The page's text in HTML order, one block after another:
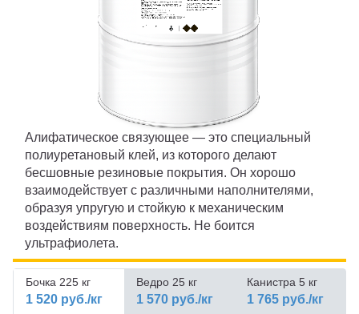
Алифатическое связующее — это специальный
полиуретановый клей, из которого делают
бесшовные резиновые покрытия. Он хорошо
взаимодействует с различными наполнителями,
образуя упругую и стойкую к механическим
воздействиям поверхность. Не боится
ультрафиолета.
1 520 руб./кг
Бочка 225 кг
1 570 руб./кг
Ведро 25 кг
1 765 руб./кг
Канистра 5 кг